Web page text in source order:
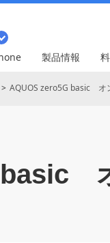
製品情報
AQUOS zero5G basic オ